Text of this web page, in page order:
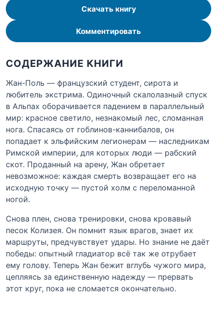
Скачать книгу
Комментировать
СОДЕРЖАНИЕ КНИГИ
Жан-Поль — французский студент, сирота и
любитель экстрима. Одиночный скалолазный спуск
в Альпах оборачивается падением в параллельный
мир: красное светило, незнакомый лес, сломанная
нога. Спасаясь от гоблинов-каннибалов, он
попадает к эльфийским легионерам — наследникам
Римской империи, для которых люди — рабский
скот. Проданный на арену, Жан обретает
невозможное: каждая смерть возвращает его на
исходную точку — пустой холм с переломанной
ногой.
Снова плен, снова тренировки, снова кровавый
песок Колизея. Он помнит язык врагов, знает их
маршруты, предчувствует удары. Но знание не даёт
победы: опытный гладиатор всё так же отрубает
ему голову. Теперь Жан бежит вглубь чужого мира,
цепляясь за единственную надежду — прервать
этот круг, пока не сломается окончательно.